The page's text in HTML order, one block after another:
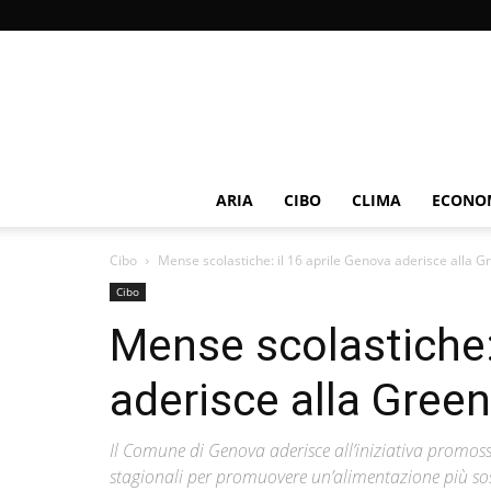
ARIA CIBO CLIMA
Cibo Mense scolastiche: il 16 aprile Genova aderisce alla
Cibo
Mense
aderisce alla
Il Comune di Genova aderisce all’iniziativa
stagionali per promuovere un’alimentazione più